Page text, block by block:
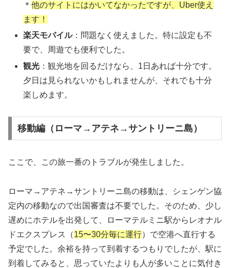
＊他のサイトにはかいてなかったですが、Uber使え
ます！
楽天モバイル：問題なく使えました。特に設定も不
要で、周遊でも便利でした。
観光 ：観光地を回るだけなら、1日あれば十分です。
夕日は見られないかもしれませんが、それでも十分
楽しめます。
移動編（ローマ→アテネ→サントリーニ島）
ここで、この旅一番のトラブルが発生しました。
ローマ→アテネ→サントリーニ島の移動は、シェンゲン協
定内の移動なので出国審査は不要でした。そのため、少し
遅めにホテルを出発して、ローマテルミニ駅からレオナル
ドエクスプレス（15〜30分毎に運行）で空港へ直行する
予定でした。余裕を持って到着するつもりでしたが、駅に
到着してみると、思っていたよりも人が多いことに気付き